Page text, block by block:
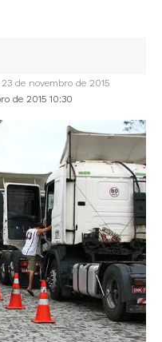
de 2015 10:30
de novembro de 2015